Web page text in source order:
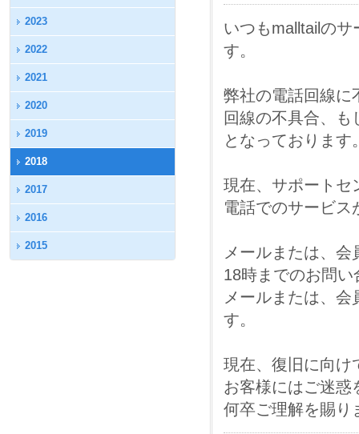
2023
2022
2021
2020
2019
2018
2017
2016
2015
いつもmalltailの
す。
弊社の電話回線に
回線の不具合、
となっております
現在、サポートセ
電話でのサービス
メールまたは、
18時までのお問
メールまたは、
す。
現在、復旧に向け
お客様にはご迷惑
何卒ご理解を賜り